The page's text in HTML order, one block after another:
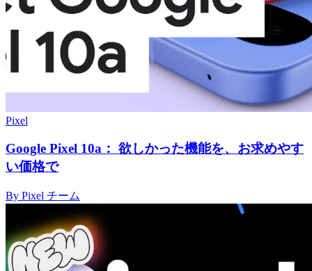
Pixel
Google Pixel 10a： 欲しかった機能を、お求めやす
い価格で
By Pixel チーム